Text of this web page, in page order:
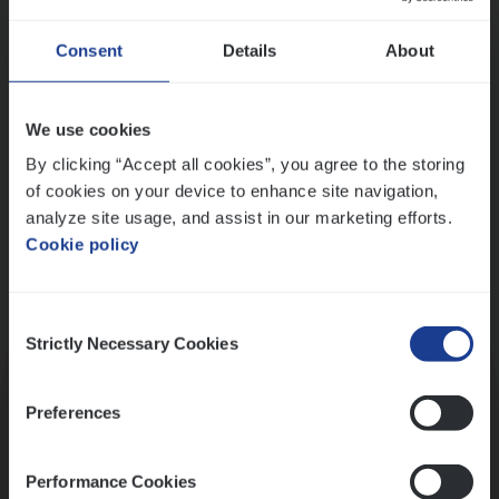
Consent Details About
We use cookies
By clicking “Accept all cookies”, you agree to the storing
of cookies on your device to enhance site navigation,
analyze site usage, and assist in our marketing efforts.
Cookie policy
Selection
Strictly Necessary Cookies
Preferences
Performance Cookies
Ons sollicitatieproces